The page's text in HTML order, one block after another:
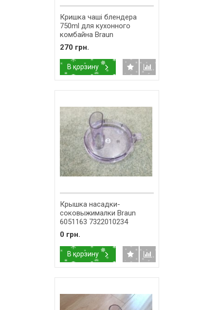
Кришка чаші блендера
750ml для кухонного
комбайна Braun
7322010244 67051168
270 грн.
В корзину
Крышка насадки-
соковыжималки Braun
6051163 7322010234
0 грн.
В корзину